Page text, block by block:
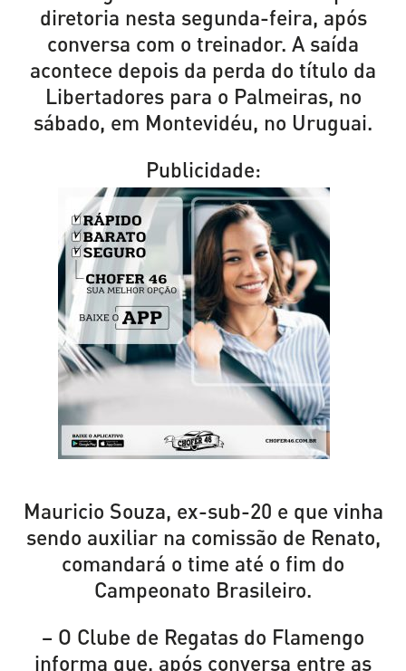
diretoria nesta segunda-feira, após
conversa com o treinador. A saída
acontece depois da perda do título da
Libertadores para o Palmeiras, no
sábado, em Montevidéu, no Uruguai.
Publicidade:
Mauricio Souza, ex-sub-20 e que vinha
sendo auxiliar na comissão de Renato,
comandará o time até o fim do
Campeonato Brasileiro.
– O Clube de Regatas do Flamengo
informa que, após conversa entre as